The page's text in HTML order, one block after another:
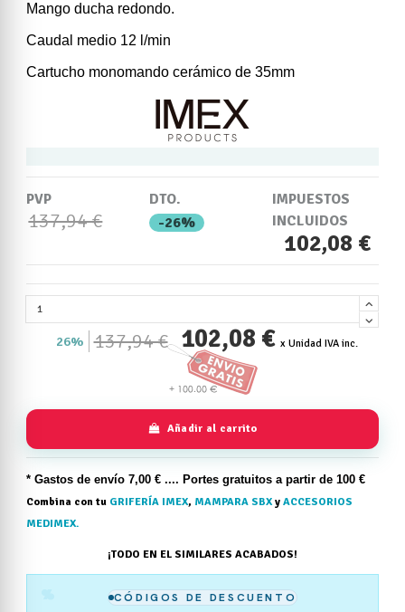
Mango ducha redondo.
Caudal medio 12 l/min
Cartucho monomando cerámico de 35mm
PVP
137,94 €
DTO.
-26%
IMPUESTOS
INCLUIDOS
102,08 €
26% 137,94 € 102,08 € x Unidad IVA inc.
Añadir al carrito
* Gastos de envío 7,00 € .... Portes gratuitos a partir de 100 €
Combina con tu GRIFERÍA IMEX, MAMPARA SBX y ACCESORIOS
MEDIMEX.
¡TODO EN EL SIMILARES ACABADOS!
CÓDIGOS DE DESCUENTO